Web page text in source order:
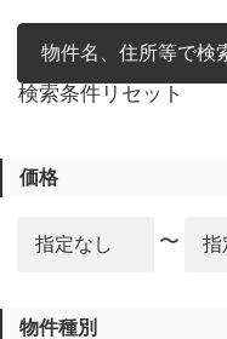
検索条件リセット
価格
〜
物件種別